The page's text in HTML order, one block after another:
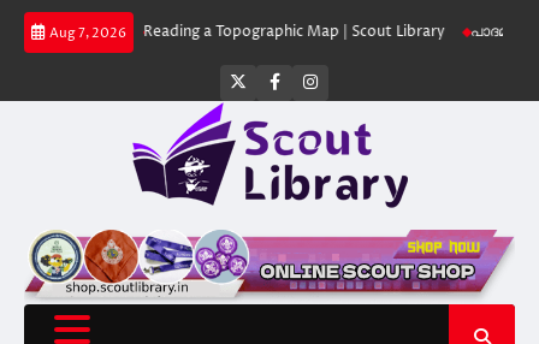
Skip
Aug 7, 2026
Reading a Topographic Map | Scout Library പാദമുദ്രകൾ
Twitter
FacebookInstagram